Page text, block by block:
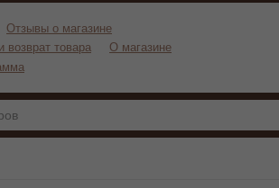
Отзывы о магазине
возврат товара
О магазине